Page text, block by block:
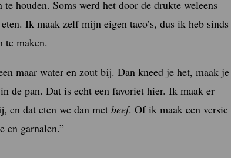
houden. Soms werd het door de drukte weleens
Ik maak zelf mijn eigen taco’s, dus ik heb sinds
te maken.
maar water en zout bij. Dan kneed je het, maak je
de pan. Dat is echt een favoriet hier. Ik maak er
en dat eten we dan met beef. Of ik maak een versie
en garnalen.”